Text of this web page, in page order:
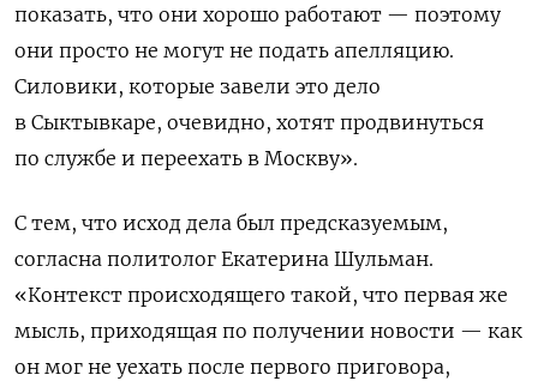
показать, что они хорошо работают — поэтому
они просто не могут не подать апелляцию.
Силовики, которые завели это дело
в Сыктывкаре, очевидно, хотят продвинуться
по службе и переехать в Москву».
С тем, что исход дела был предсказуемым,
согласна политолог Екатерина Шульман.
«Контекст происходящего такой, что первая же
мысль, приходящая по получении новости — как
он мог не уехать после первого приговора,